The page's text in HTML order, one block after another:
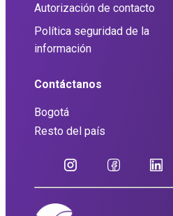
Autorización de contacto
Política seguridad de la
información
Contáctanos
Bogotá
Resto del país